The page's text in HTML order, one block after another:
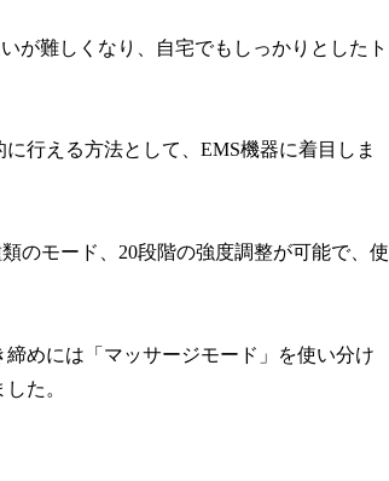
が難しくなり、自宅でもしっかりとしたト
行える方法として、EMS機器に着目しま
のモード、20段階の強度調整が可能で、使
めには「マッサージモード」を使い分け
た。